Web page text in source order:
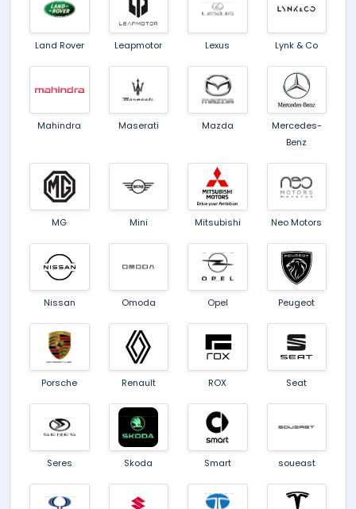
Land Rover Leapmotor Lexus Lynk & Co
Mahindra Maserati Mazda
Mercedes-
Benz
MG Mini Mitsubishi Neo Motors
Nissan Omoda Opel Peugeot
Porsche Renault ROX Seat
Seres Skoda Smart soueast